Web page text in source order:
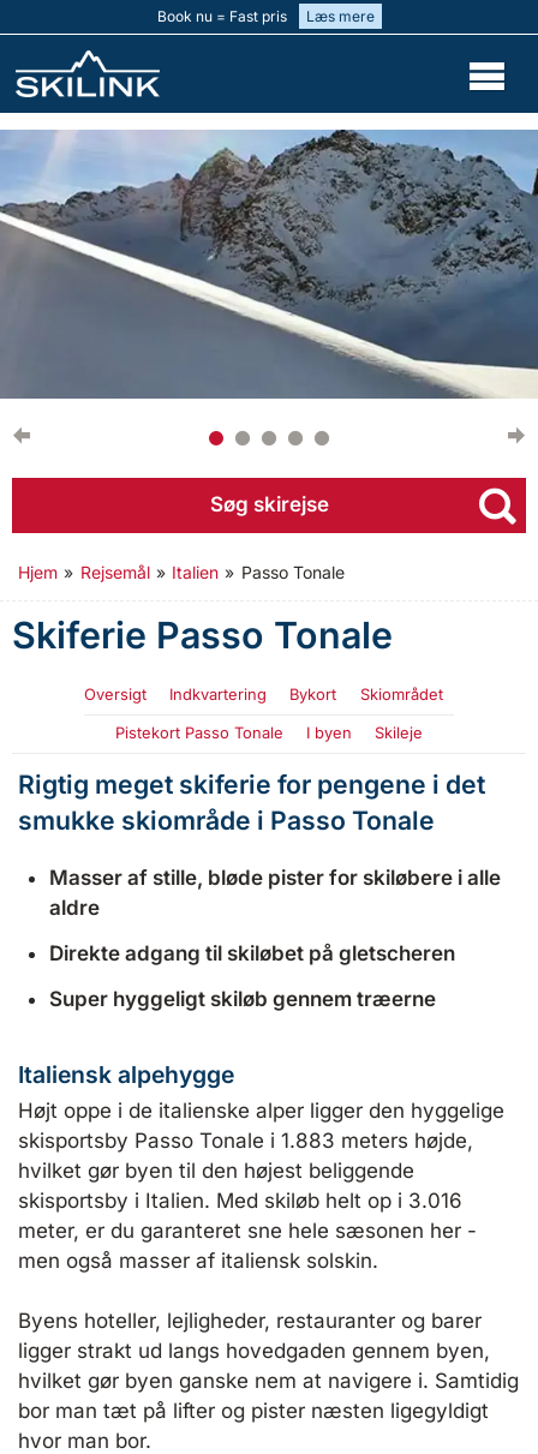
Book nu = Fast pris Læs mere
Søg skirejse
Hjem » Rejsemål » Italien » Passo Tonale
Skiferie Passo Tonale
Oversigt Indkvartering Bykort
Skiområdet
Pistekort Passo Tonale
I byen Skileje
Rigtig meget skiferie for pengene i det
smukke skiområde i Passo Tonale
Masser af stille, bløde pister for skiløbere i alle
aldre
Direkte adgang til skiløbet på gletscheren
Super hyggeligt skiløb gennem træerne
Italiensk alpehygge
Højt oppe i de italienske alper ligger den hyggelige
skisportsby Passo Tonale i 1.883 meters højde,
hvilket gør byen til den højest beliggende
skisportsby i Italien. Med skiløb helt op i 3.016
meter, er du garanteret sne hele sæsonen her -
men også masser af italiensk solskin.
Byens hoteller, lejligheder, restauranter og barer
ligger strakt ud langs hovedgaden gennem byen,
hvilket gør byen ganske nem at navigere i. Samtidig
bor man tæt på lifter og pister næsten ligegyldigt
hvor man bor.